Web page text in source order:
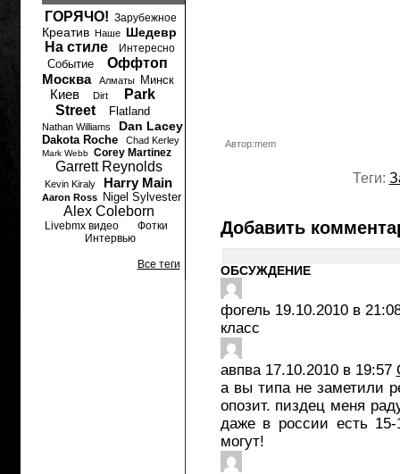
Автор:mem
Теги:
Добавить
ОБСУЖДЕНИЕ
фогель 19.10.2010 в
класс
авпва 17.10.2010 в 19:57
а вы типа не заметили
опозит. пиздец меня
даже в россии есть
могут!
ГОРЯЧО! Зарубежное
Креатив Наше Шедевр
На стиле Интересно
Событие
Оффтоп
Москва
Алматы Минск
Киев Dirt
Park
Street
Flatland
Nathan Williams Dan Lacey
Dakota Roche Chad Kerley
Mark Webb Corey Martinez
Garrett Reynolds
Kevin Kiraly Harry Main
Aaron Ross Nigel Sylvester
Alex Coleborn
Livebmx видео
Фотки
Интервью
Все теги